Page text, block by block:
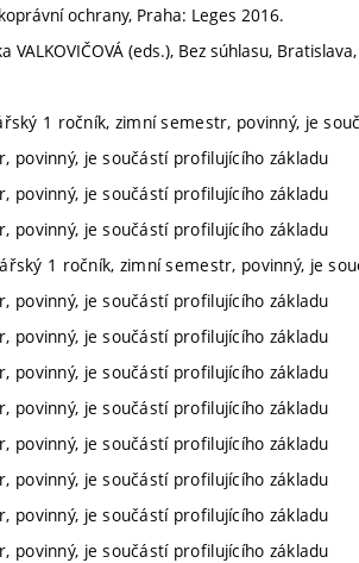
ochrany, Praha: Leges 2016.
VALKOVIČOVÁ (eds.), Bez súhlasu,
1 ročník, zimní semestr, povinný, je
povinný, je součástí profilujícího základu
povinný, je součástí profilujícího základu
povinný, je součástí profilujícího základu
1 ročník, zimní semestr, povinný, je
povinný, je součástí profilujícího základu
povinný, je součástí profilujícího základu
povinný, je součástí profilujícího základu
povinný, je součástí profilujícího základu
povinný, je součástí profilujícího základu
povinný, je součástí profilujícího základu
povinný, je součástí profilujícího základu
povinný, je součástí profilujícího základu